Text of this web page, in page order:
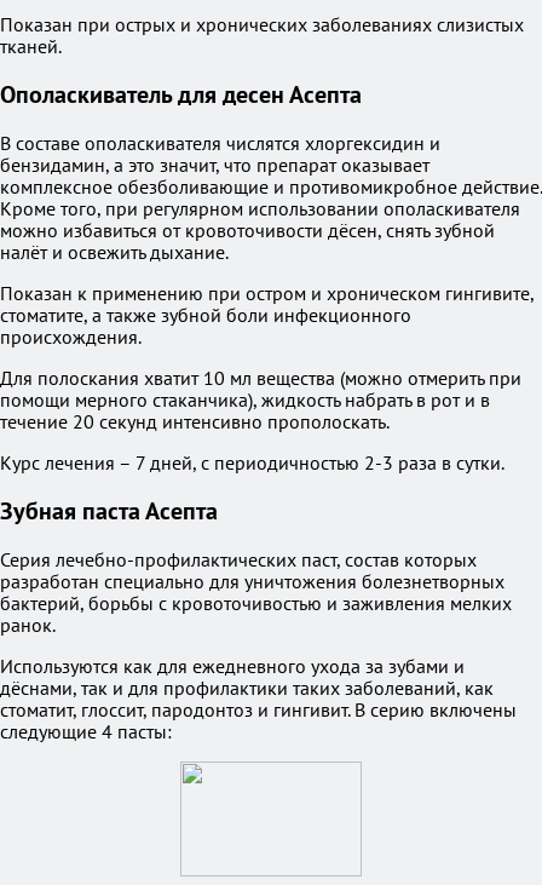
Показан при острых и хронических заболеваниях слизистых
тканей.
Ополаскиватель для десен Асепта
В составе ополаскивателя числятся хлоргексидин и
бензидамин, а это значит, что препарат оказывает
комплексное обезболивающие и противомикробное действие.
Кроме того, при регулярном использовании ополаскивателя
можно избавиться от кровоточивости дёсен, снять зубной
налёт и освежить дыхание.
Показан к применению при остром и хроническом гингивите,
стоматите, а также зубной боли инфекционного
происхождения.
Для полоскания хватит 10 мл вещества (можно отмерить при
помощи мерного стаканчика), жидкость набрать в рот и в
течение 20 секунд интенсивно прополоскать.
Курс лечения – 7 дней, с периодичностью 2-3 раза в сутки.
Зубная паста Асепта
Серия лечебно-профилактических паст, состав которых
разработан специально для уничтожения болезнетворных
бактерий, борьбы с кровоточивостью и заживления мелких
ранок.
Используются как для ежедневного ухода за зубами и
дёснами, так и для профилактики таких заболеваний, как
стоматит, глоссит, пародонтоз и гингивит. В серию включены
следующие 4 пасты: